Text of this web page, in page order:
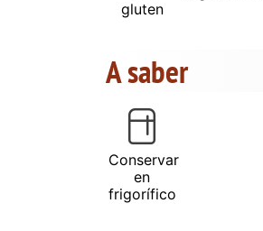
gluten
A saber
Conservar
en
frigorífico